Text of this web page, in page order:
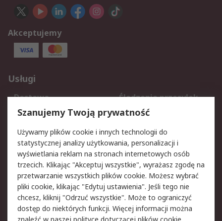
Akceptujemy
Usługi
Dostawa
Śledzenie przesyłek
Reklamacje i zwroty
Rejestracja
Aspekty prawne
Bezpieczeństwo e-
maila
Polityka dotycząca
plików cookie
Polityka prywatności
Użytkowanie witryny
Zastrzeżenia prawne
Warunki Sprzedaży
Szanujemy Twoją prywatność
Używamy plików cookie i innych technologii do
statystycznej analizy użytkowania, personalizacji i
wyświetlania reklam na stronach internetowych osób
trzecich. Klikając "Akceptuj wszystkie", wyrażasz zgodę na
przetwarzanie wszystkich plików cookie. Możesz wybrać
pliki cookie, klikając "Edytuj ustawienia". Jeśli tego nie
chcesz, kliknij "Odrzuć wszystkie". Może to ograniczyć
dostęp do niektórych funkcji. Więcej informacji można